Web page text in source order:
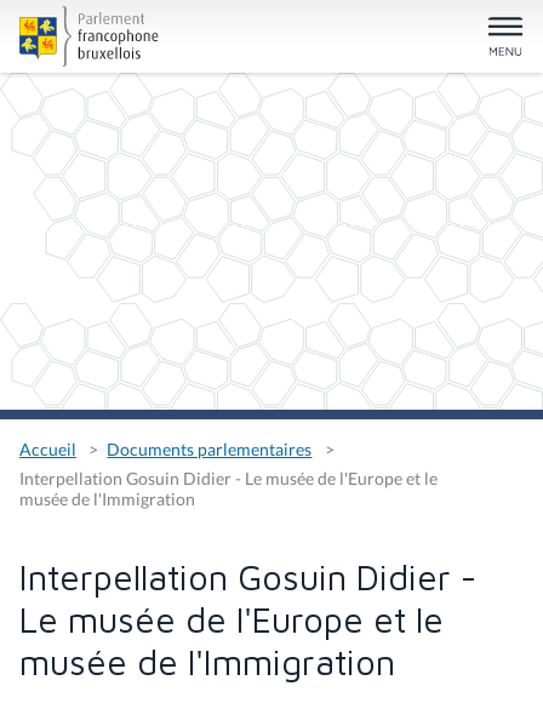
Accueil
Documents parlementaires
Interpellation Gosuin Didier - Le musée de l'Europe et le
musée de l'Immigration
Interpellation Gosuin Didier -
Le musée de l'Europe et le
musée de l'Immigration